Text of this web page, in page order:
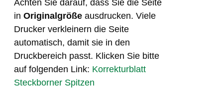
Achten Sie darauf, dass Sie die Seite
inOriginalgröße ausdrucken. Viele
Drucker verkleinern die Seite
automatisch, damit sie in den
Druckbereich passt. Klicken Sie bitte
auf folgenden Link: Korrekturblatt
Steckborner Spitzen